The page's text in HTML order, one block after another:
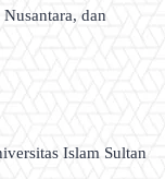
dan
Islam Sultan